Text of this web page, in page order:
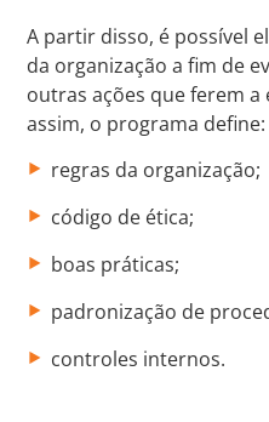
A partir disso, é possível
da organização a fim de
outras ações que ferem
assim, o programa define:
regras da organização;
código de ética;
boas práticas;
padronização de
controles internos.